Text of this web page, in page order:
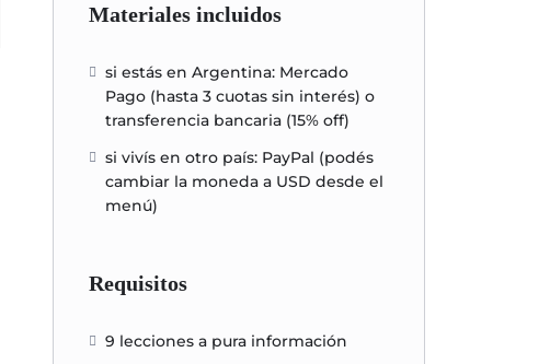
Materiales incluidos
si estás en Argentina: Mercado
Pago (hasta 3 cuotas sin interés) o
transferencia bancaria (15% off)
si vivís en otro país: PayPal (podés
cambiar la moneda a USD desde el
menú)
Requisitos
9 lecciones a pura información